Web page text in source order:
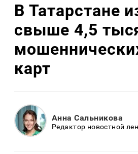
В Татарстане
свыше 4,5
карт
Анна Сальникова
Редактор новостной